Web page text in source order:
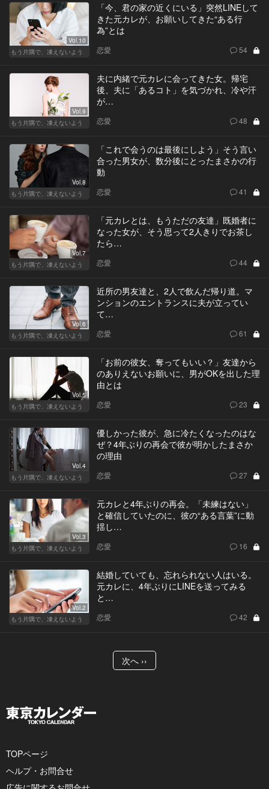
Vol.10
もう片隅で、凍えないよう
「今、君の家の近くにいる」突然LINEして
きた元カレが、お願いしてきた“ある行
為”とは
恋愛 54
Vol.9
もう片隅で、凍えないよう
夫に内緒で元カレに会ってきた女。帰宅
後、夫に「あるコト」を気づかれ、冷や汗
が…
恋愛 48
Vol.8
もう片隅で、凍えないよう
「これで会うのは最後にしよう」そう言い
合った男女が、数分後にとったまさかの行
動
恋愛 41
Vol.7
もう片隅で、凍えないよう
「元カレとは、もうただの友達」既婚者に
なった女が、そう思って2人きりでお茶し
たら…
恋愛 44
Vol.6
もう片隅で、凍えないよう
近所の男友達と、2人で飲んだ帰り道。マ
ンションのエントランスに夫が立ってい
て…
恋愛 61
Vol.5
もう片隅で、凍えないよう
「お前の彼女、奪ってもいい？」友達から
のありえないお願いに、男がOKを出した理
由とは
恋愛 23
Vol.4
もう片隅で、凍えないよう
優しかった彼が、急に冷たくなったのはな
ぜ？4年ぶりの再会で彼が明かしたまさか
の理由
恋愛 27
Vol.3
もう片隅で、凍えないよう
元カレと4年ぶりの再会。「未練はない」
と確信していたのに、彼の“ある言葉”に動
揺し…
恋愛 16
Vol.2
もう片隅で、凍えないよう
結婚していても、忘れられない人はいる。
元カレに、4年ぶりにLINEを送ってみる
と…
恋愛 42
次へ ››
TOPページ
ヘルプ・お問合せ